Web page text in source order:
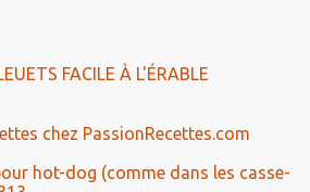
FACILE À L'ÉRABLE
chez PassionRecettes.com
hot-dog (comme dans les casse-